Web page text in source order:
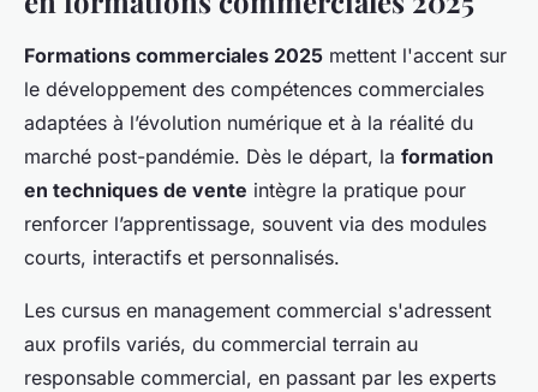
Formations commerciales 2025 mettent l'accent sur
le développement des compétences commerciales
adaptées à l’évolution numérique et à la réalité du
marché post-pandémie. Dès le départ, la formation
en techniques de vente intègre la pratique pour
renforcer l’apprentissage, souvent via des modules
courts, interactifs et personnalisés.
Les cursus en management commercial s'adressent
aux profils variés, du commercial terrain au
responsable commercial, en passant par les experts